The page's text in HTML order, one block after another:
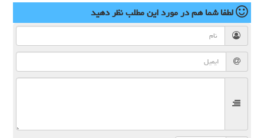
لطفا شما همدر مورد این مطلبنظر دهید